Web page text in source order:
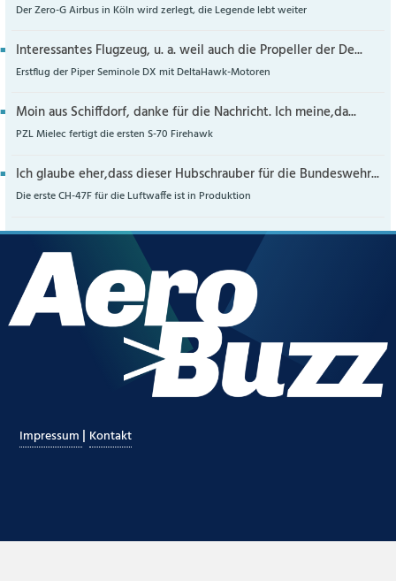
Der Zero-G Airbus in Köln wird zerlegt, die Legende lebt weiter
Interessantes Flugzeug, u. a. weil auch die Propeller der De...
Erstflug der Piper Seminole DX mit DeltaHawk-Motoren
Moin aus Schiffdorf, danke für die Nachricht. Ich meine,da...
PZL Mielec fertigt die ersten S-70 Firehawk
Ich glaube eher,dass dieser Hubschrauber für die Bundeswehr...
Die erste CH-47F für die Luftwaffe ist in Produktion
Impressum | Kontakt